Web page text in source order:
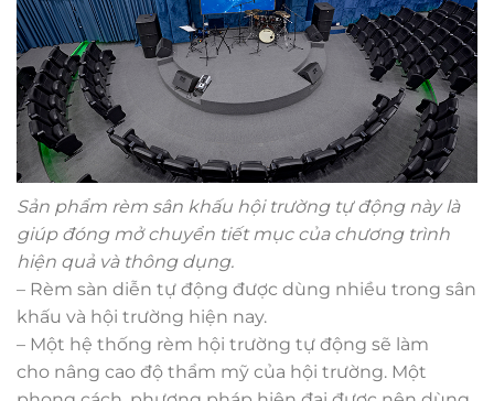
Sản phẩm rèm sân khấu hội trường tự động này là
giúp đóng mở chuyển tiết mục của chương trình
hiện quả và thông dụng.
– Rèm sàn diễn tự động được dùng nhiều trong sân
khấu và hội trường hiện nay.
– Một hệ thống rèm hội trường tự động sẽ làm
cho nâng cao độ thẩm mỹ của hội trường. Một